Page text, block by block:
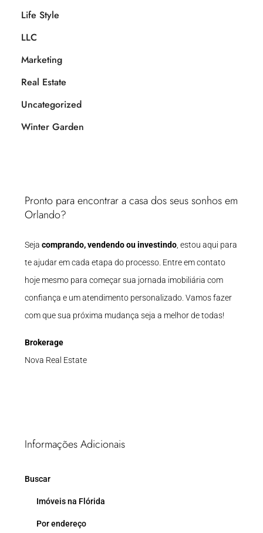
Life Style
LLC
Marketing
Real Estate
Uncategorized
Winter Garden
Pronto para encontrar a casa dos seus sonhos em
Orlando?
Seja comprando, vendendo ou investindo , estou aqui para
te ajudar em cada etapa do processo. Entre em contato
hoje mesmo para começar sua jornada imobiliária com
confiança e um atendimento personalizado. Vamos fazer
com que sua próxima mudança seja a melhor de todas!
Brokerage
Nova Real Estate
Informações Adicionais
Buscar
Imóveis na Flórida
Por endereço